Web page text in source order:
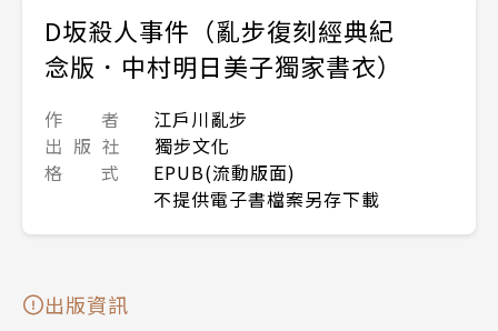
D坂殺人事件（亂步復刻經典紀
念版．中村明日美子獨家書衣）
作 者
江戶川亂步
出 版 社
獨步文化
格 式
EPUB(流動版面)
不提供電子書檔案另存下載
出版資訊